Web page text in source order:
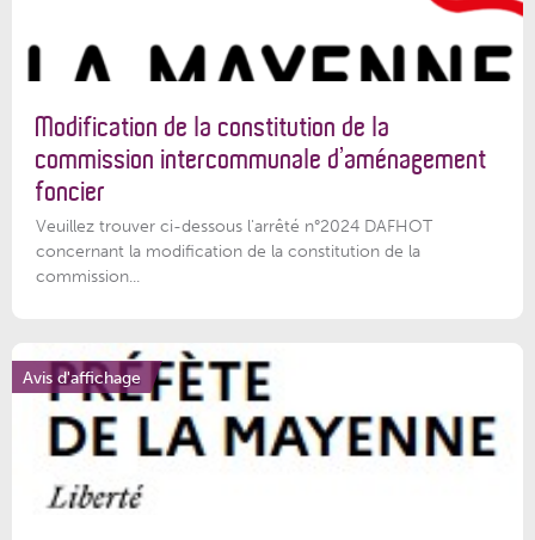
Modification de la constitution de la
commission intercommunale d’aménagement
foncier
Veuillez trouver ci-dessous l'arrêté n°2024 DAFHOT
concernant la modification de la constitution de la
commission...
Avis d'affichage